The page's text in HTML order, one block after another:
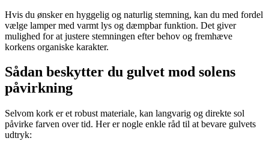
Hvis du ønsker en hyggelig og naturlig stemning, kan du med fordel
vælge lamper med varmt lys og dæmpbar funktion. Det giver
mulighed for at justere stemningen efter behov og fremhæve
korkens organiske karakter.
Sådan beskytter du gulvet mod solens
påvirkning
Selvom kork er et robust materiale, kan langvarig og direkte sol
påvirke farven over tid. Her er nogle enkle råd til at bevare gulvets
udtryk: